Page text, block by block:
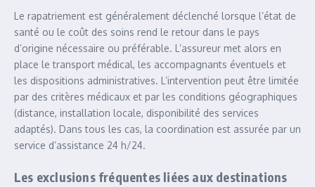
Le rapatriement est généralement déclenché lorsque l’état de
santé ou le coût des soins rend le retour dans le pays
d’origine nécessaire ou préférable. L’assureur met alors en
place le transport médical, les accompagnants éventuels et
les dispositions administratives. L’intervention peut être limitée
par des critères médicaux et par les conditions géographiques
(distance, installation locale, disponibilité des services
adaptés). Dans tous les cas, la coordination est assurée par un
service d’assistance 24 h/24.
Les exclusions fréquentes liées aux destinations